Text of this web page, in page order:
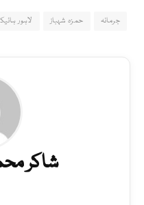
جرمانہ حمزہ شہباز لاہور
شاکر